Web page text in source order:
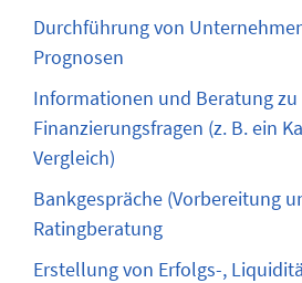
Durchführung von
Prognosen
Informationen und Beratung
Finanzierungsfragen (z. B. ein
Vergleich)
Bankgespräche (Vorbereitung
Ratingberatung
Erstellung von Erfolgs-,